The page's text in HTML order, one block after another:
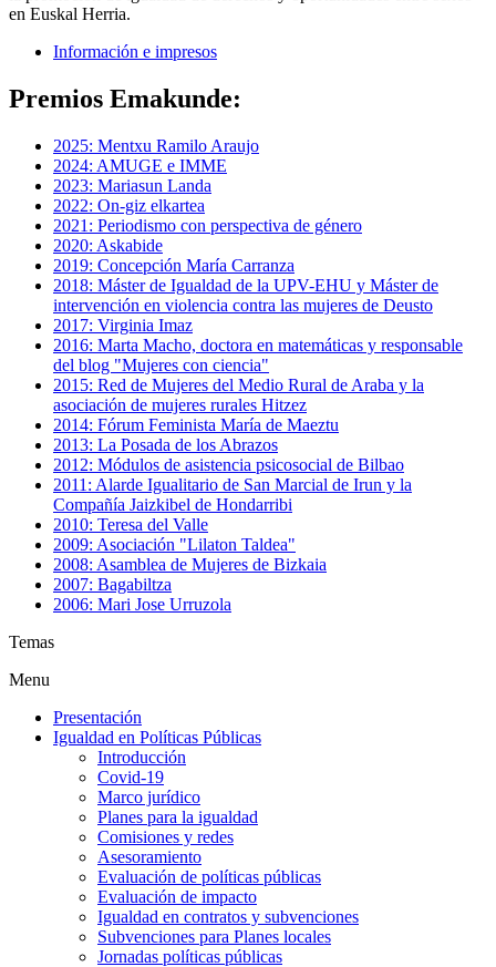
en Euskal Herria.
Información e impresos
Premios Emakunde:
2025: Mentxu Ramilo Araujo
2024: AMUGE e IMME
2023: Mariasun Landa
2022: On-giz elkartea
2021: Periodismo con perspectiva de género
2020: Askabide
2019: Concepción María Carranza
2018: Máster de Igualdad de la UPV-EHU y Máster de
intervención en violencia contra las mujeres de Deusto
2017: Virginia Imaz
2016: Marta Macho, doctora en matemáticas y responsable
del blog "Mujeres con ciencia"
2015: Red de Mujeres del Medio Rural de Araba y la
asociación de mujeres rurales Hitzez
2014: Fórum Feminista María de Maeztu
2013: La Posada de los Abrazos
2012: Módulos de asistencia psicosocial de Bilbao
2011: Alarde Igualitario de San Marcial de Irun y la
Compañía Jaizkibel de Hondarribi
2010: Teresa del Valle
2009: Asociación "Lilaton Taldea"
2008: Asamblea de Mujeres de Bizkaia
2007: Bagabiltza
2006: Mari Jose Urruzola
Temas
Menu
Presentación
Igualdad en Políticas Públicas
Introducción
Covid-19
Marco jurídico
Planes para la igualdad
Comisiones y redes
Asesoramiento
Evaluación de políticas públicas
Evaluación de impacto
Igualdad en contratos y subvenciones
Subvenciones para Planes locales
Jornadas políticas públicas